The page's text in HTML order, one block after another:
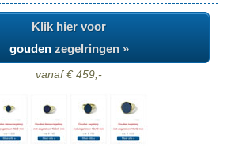
Klik hier voor
goudenzegelringen »
vanaf € 459,-